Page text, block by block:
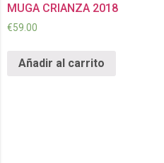
MUGA CRIANZA 2018
€59.00
Añadir al carrito